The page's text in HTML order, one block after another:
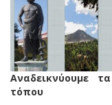
Αναδεικνύουμε
τόπου